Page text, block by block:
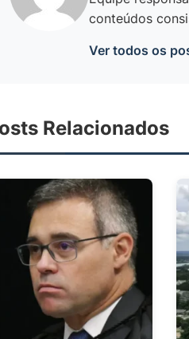
conteúdos
Ver todos os
Relacionados